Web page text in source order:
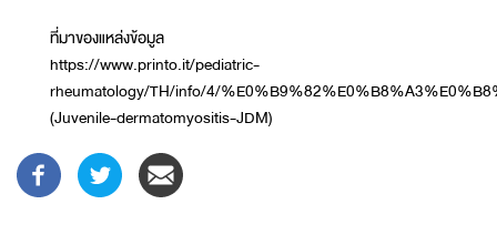
ที่มาของแหล่งข้อมูล
https://www.printo.it/pediatric-
rheumatology/TH/info/4/
(Juvenile-dermatomyositis-JDM)